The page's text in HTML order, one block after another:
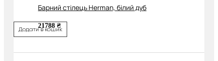
Барний стілець Herman, білий дуб
21788 ₴
Додати в кошик